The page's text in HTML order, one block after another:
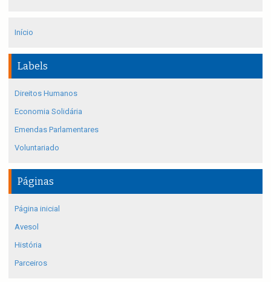
Início
Labels
Direitos Humanos
Economia Solidária
Emendas Parlamentares
Voluntariado
Páginas
Página inicial
Avesol
História
Parceiros